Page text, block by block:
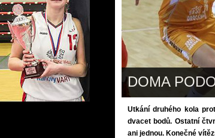
DOMA
Utkání druhého kola
dvacet bodů. Ostatní
ani jednou. Konečné